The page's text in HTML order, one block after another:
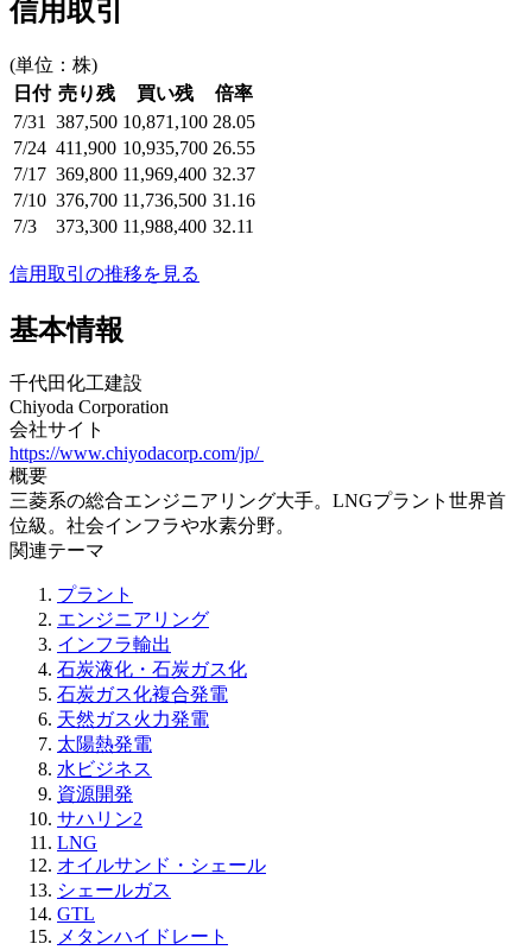
信用取引
(単位：株)
日付 売り残 買い残
倍率
7/31
387,500 10,871,100 28.05
7/24 411,900 10,935,700 26.55
7/17 369,800 11,969,400 32.37
7/10 376,700 11,736,500 31.16
7/3
373,300 11,988,400 32.11
信用取引の推移を見る
基本情報
千代田化工建設
Chiyoda Corporation
会社サイト
https://www.chiyodacorp.com/jp/
概要
三菱系の総合エンジニアリング大手。LNGプラント世界首
位級。社会インフラや水素分野。
関連テーマ
プラント
エンジニアリング
インフラ輸出
石炭液化・石炭ガス化
石炭ガス化複合発電
天然ガス火力発電
太陽熱発電
水ビジネス
資源開発
サハリン2
LNG
オイルサンド・シェール
シェールガス
GTL
メタンハイドレート